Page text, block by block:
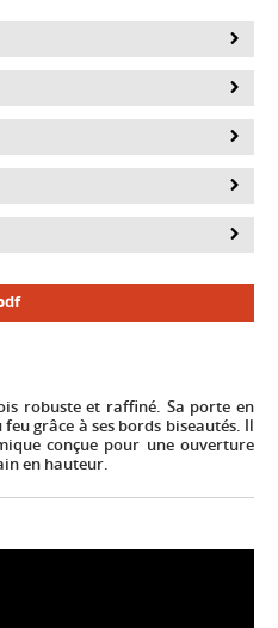
robuste et raffiné. Sa porte en
grâce à ses bords biseautés. Il
conçue pour une ouverture
en hauteur.